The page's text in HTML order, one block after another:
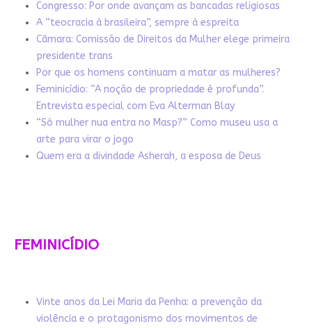
Congresso: Por onde avançam as bancadas religiosas
A “teocracia à brasileira”, sempre à espreita
Câmara: Comissão de Direitos da Mulher elege primeira
presidente trans
Por que os homens continuam a matar as mulheres?
Feminicídio: “A noção de propriedade é profunda”.
Entrevista especial com Eva Alterman Blay
“Só mulher nua entra no Masp?” Como museu usa a
arte para virar o jogo
Quem era a divindade Asherah, a esposa de Deus
FEMINICÍDIO
Vinte anos da Lei Maria da Penha: a prevenção da
violência e o protagonismo dos movimentos de